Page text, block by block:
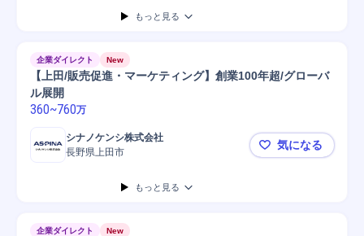
もっと見る
企業ダイレクト New
【上田/販売促進・マーケティング】創業100年超/グローバ
ル展開
360~760万
シナノケンシ株式会社
長野県上田市
【上田/販売
気になる
もっと見る
企業ダイレクト New